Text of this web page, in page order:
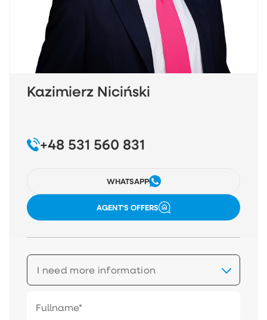
Kazimierz Niciński
+48 531 560 831
WHATSAPP
AGENT'S OFFERS
I need more information